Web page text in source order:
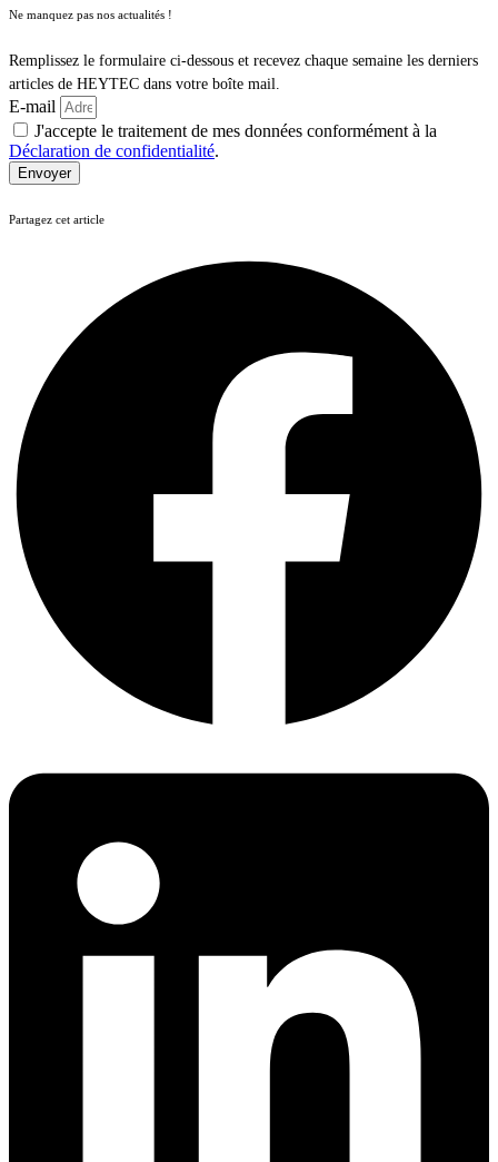
Ne manquez pas nos actualités !
Remplissez le formulaire ci-dessous et recevez chaque semaine les derniers
articles de HEYTEC dans votre boîte mail.
E-mail
J'accepte le traitement de mes données conformément à la
Déclaration de confidentialité.
Envoyer
Partagez cet article